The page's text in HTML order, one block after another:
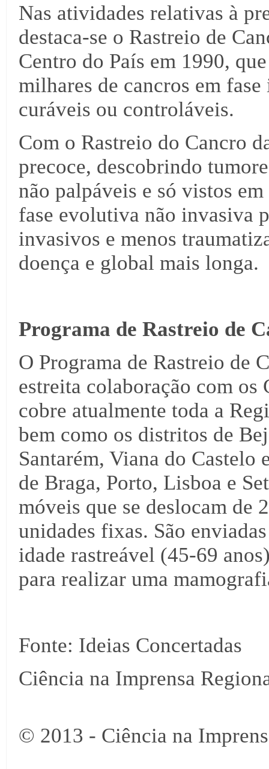
Nas atividades relativas à
destaca-se o Rastreio de
Centro do País em 1990,
milhares de cancros em
curáveis ou controláveis.
Com o Rastreio do Cancro
precoce, descobrindo
não palpáveis e só vistos
fase evolutiva não invasiva
invasivos e menos
doença e global mais longa.
Programa de Rastreio de
O Programa de Rastreio de
estreita colaboração com os
cobre atualmente toda a
bem como os distritos de
Santarém, Viana do
de Braga, Porto, Lisboa e
móveis que se deslocam de
unidades fixas. São
idade rastreável (45-69
para realizar uma
Fonte: Ideias Concertadas
Ciência na Imprensa
© 2013 - Ciência na